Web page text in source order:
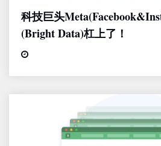
科技巨头
(Bright Data)杠上了！